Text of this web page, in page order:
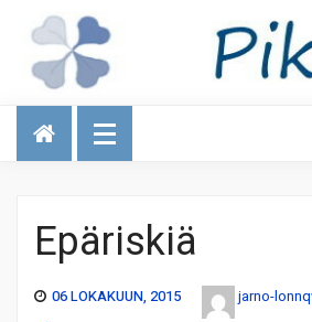
Talous
Epäriskiä
06 LOKAKUUN, 2015 jarno-